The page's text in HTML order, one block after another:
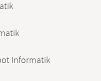
Informatik